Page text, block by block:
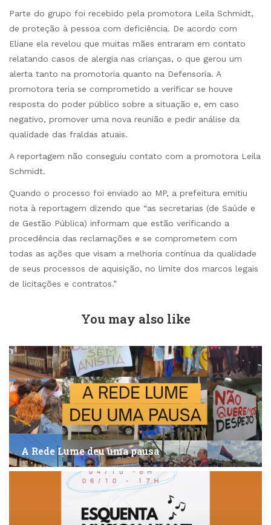
Parte do grupo foi recebido pela promotora Leila Schmidt,
de proteção à pessoa com deficiência. De acordo com
Eliane ela revelou que muitas mães entraram em contato
relatando casos de alergia nas crianças, o que gerou um
alerta tanto na promotoria quanto na Defensoria. A
promotora teria se comprometido a verificar se houve
resposta do poder público sobre a situação e, em caso
negativo, promover uma nova reunião e pedir análise da
qualidade das fraldas atuais.
A reportagem não conseguiu contato com a promotora Leila
Schmidt.
Quando o processo foi enviado ao MP, a prefeitura emitiu
nota à reportagem dizendo que “as secretarias (de Saúde e
de Gestão Pública) informam que estão verificando a
procedência das reclamações e se comprometem com
todas as ações que visam a melhoria contínua da qualidade
de seus processos de aquisição, no limite dos marcos legais
de licitações e contratos.”
You may also like
A Rede Lume deu uma pausa